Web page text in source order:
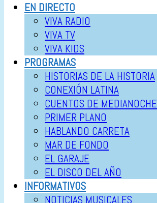
EN DIRECTO
VIVA RADIO
VIVA TV
VIVA KIDS
PROGRAMAS
HISTORIAS DE LA HISTORIA
CONEXIÓN LATINA
CUENTOS DE MEDIANOCHE
PRIMER PLANO
HABLANDO CARRETA
MAR DE FONDO
EL GARAJE
EL DISCO DEL AÑO
INFORMATIVOS
NOTICIAS MUSICALES